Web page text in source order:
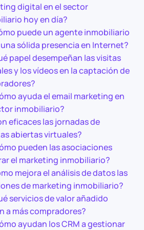
digital en el sector
hoy en día?
puede un agente inmobiliario
sólida presencia en Internet?
papel desempeñan las visitas
y los vídeos en la captación de
ayuda el email marketing en
inmobiliario?
eficaces las jornadas de
abiertas virtuales?
pueden las asociaciones
el marketing inmobiliario?
mejora el análisis de datos las
de marketing inmobiliario?
servicios de valor añadido
a más compradores?
ayudan los CRM a gestionar